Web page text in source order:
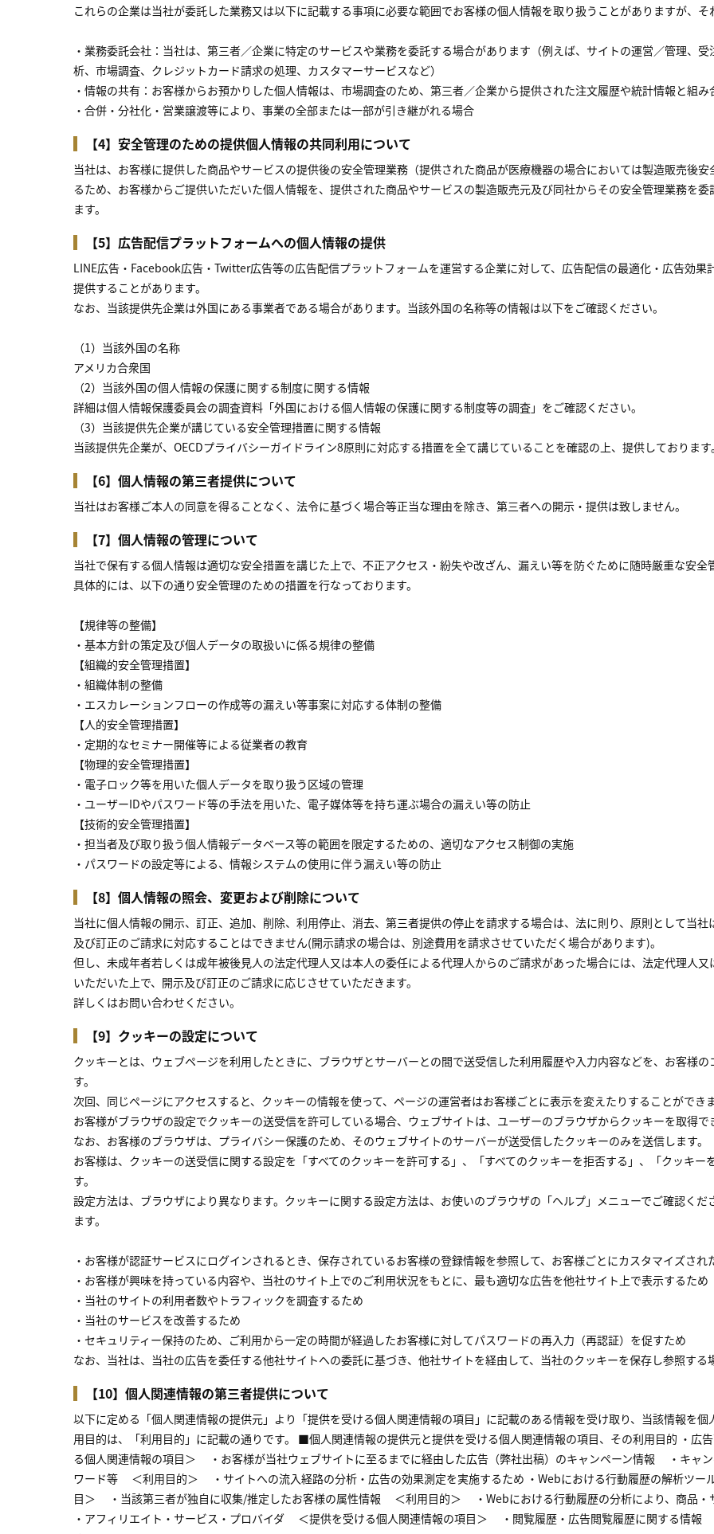
これらの企業は当社が委託した業務又は以下に記載する事項に必要な範囲でお客様の個人情報を取り扱うことがありますが、そ
・業務委託会社：当社は、第三者／企業に特定のサービスや業務を委託する場合があります（例えば、サイトの運営／管理、
析、市場調査、クレジットカード請求の処理、カスタマーサービスなど）
・情報の共有：お客様からお預かりした個人情報は、市場調査のため、第三者／企業から提供された注文履歴や統計情報と組
・合併・分社化・営業譲渡等により、事業の全部または一部が引き継がれる場合
【4】安全管理のための提供個人情報の共同利用について
当社は、お客様に提供した商品やサービスの提供後の安全管理業務（提供された商品が医療機器の場合においては製造販売後
るため、お客様からご提供いただいた個人情報を、提供された商品やサービスの製造販売元及び同社からその安全管理業務を
ます。
【5】広告配信プラットフォームへの個人情報の提供
LINE広告・Facebook広告・Twitter広告等の広告配信プラットフォームを運営する企業に対して、広告配信の最適化・広告効
提供することがあります。
なお、当該提供先企業は外国にある事業者である場合があります。当該外国の名称等の情報は以下をご確認ください。
（1）当該外国の名称
アメリカ合衆国
（2）当該外国の個人情報の保護に関する制度に関する情報
詳細は個人情報保護委員会の調査資料「外国における個人情報の保護に関する制度等の調査」をご確認ください。
（3）当該提供先企業が講じている安全管理措置に関する情報
当該提供先企業が、OECDプライバシーガイドライン8原則に対応する措置を全て講じていることを確認の上、提供しております。
【6】個人情報の第三者提供について
当社はお客様ご本人の同意を得ることなく、法令に基づく場合等正当な理由を除き、第三者への開示・提供は致しません。
【7】個人情報の管理について
当社で保有する個人情報は適切な安全措置を講じた上で、不正アクセス・紛失や改ざん、漏えい等を防ぐために随時厳重な安全
具体的には、以下の通り安全管理のための措置を行なっております。
【規律等の整備】
・基本方針の策定及び個人データの取扱いに係る規律の整備
【組織的安全管理措置】
・組織体制の整備
・エスカレーションフローの作成等の漏えい等事案に対応する体制の整備
【人的安全管理措置】
・定期的なセミナー開催等による従業者の教育
【物理的安全管理措置】
・電子ロック等を用いた個人データを取り扱う区域の管理
・ユーザーIDやパスワード等の手法を用いた、電子媒体等を持ち運ぶ場合の漏えい等の防止
【技術的安全管理措置】
・担当者及び取り扱う個人情報データベース等の範囲を限定するための、適切なアクセス制御の実施
・パスワードの設定等による、情報システムの使用に伴う漏えい等の防止
【8】個人情報の照会、変更および削除について
当社に個人情報の開示、訂正、追加、削除、利用停止、消去、第三者提供の停止を請求する場合は、法に則り、原則として当
及び訂正のご請求に対応することはできません(開示請求の場合は、別途費用を請求させていただく場合があります)。
但し、未成年者若しくは成年被後見人の法定代理人又は本人の委任による代理人からのご請求があった場合には、法定代理人
いただいた上で、開示及び訂正のご請求に応じさせていただきます。
詳しくはお問い合わせください。
【9】クッキーの設定について
クッキーとは、ウェブページを利用したときに、ブラウザとサーバーとの間で送受信した利用履歴や入力内容などを、お客様
す。
次回、同じページにアクセスすると、クッキーの情報を使って、ページの運営者はお客様ごとに表示を変えたりすることができま
お客様がブラウザの設定でクッキーの送受信を許可している場合、ウェブサイトは、ユーザーのブラウザからクッキーを取得で
なお、お客様のブラウザは、プライバシー保護のため、そのウェブサイトのサーバーが送受信したクッキーのみを送信します。
お客様は、クッキーの送受信に関する設定を「すべてのクッキーを許可する」、「すべてのクッキーを拒否する」、「クッキ
す。
設定方法は、ブラウザにより異なります。クッキーに関する設定方法は、お使いのブラウザの「ヘルプ」メニューでご確認く
ます。
・お客様が認証サービスにログインされるとき、保存されているお客様の登録情報を参照して、お客様ごとにカスタマイズさ
・お客様が興味を持っている内容や、当社のサイト上でのご利用状況をもとに、最も適切な広告を他社サイト上で表示するため
・当社のサイトの利用者数やトラフィックを調査するため
・当社のサービスを改善するため
・セキュリティー保持のため、ご利用から一定の時間が経過したお客様に対してパスワードの再入力（再認証）を促すため
なお、当社は、当社の広告を委任する他社サイトへの委託に基づき、他社サイトを経由して、当社のクッキーを保存し参照する
【10】個人関連情報の第三者提供について
以下に定める「個人関連情報の提供元」より「提供を受ける個人関連情報の項目」に記載のある情報を受け取り、当該情報を
用目的は、「利用目的」に記載の通りです。 ■個人関連情報の提供元と提供を受ける個人関連情報の項目、その利用目的 ・
る個人関連情報の項目＞ ・お客様が当社ウェブサイトに至るまでに経由した広告（弊社出稿）のキャンペーン情報 ・キャ
ワード等 ＜利用目的＞ ・サイトへの流入経路の分析・広告の効果測定を実施するため ・Webにおける行動履歴の解析ツ
目＞ ・当該第三者が独自に収集/推定したお客様の属性情報 ＜利用目的＞ ・Webにおける行動履歴の分析により、商品・
・アフィリエイト・サービス・プロバイダ ＜提供を受ける個人関連情報の項目＞ ・閲覧履歴・広告閲覧履歴に関する情